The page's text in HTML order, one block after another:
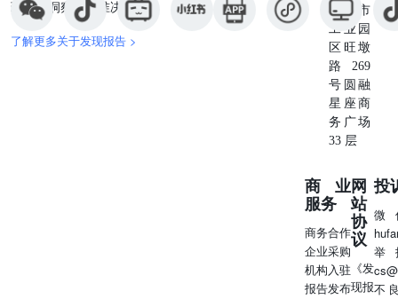
现深度洞察与精准决策。
了解更多关于发现报告 >
苏州市
工业园
区旺墩
路269
号圆融
星座商
务广场
33 层
商业
服务
商务合作
企业采购
机构入驻
报告发布
网
站
协
议
《发
现报
投
微
举
不